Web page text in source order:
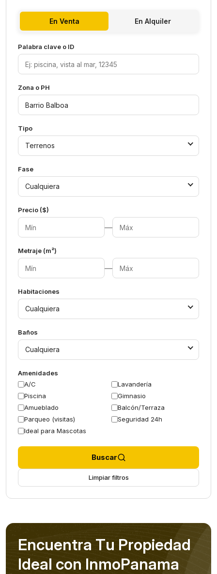
En Venta En Alquiler
Palabra clave o ID
Zona o PH
Tipo
Terrenos
Fase
Cualquiera
Precio ($)
—
Metraje (m²)
—
Habitaciones
Cualquiera
Baños
Cualquiera
Amenidades
A/C
Lavandería
Piscina
Gimnasio
Amueblado
Balcón/Terraza
Parqueo (visitas)
Seguridad 24h
Ideal para Mascotas
Buscar
Limpiar filtros
Encuentra Tu Propiedad
Ideal con InmoPanama